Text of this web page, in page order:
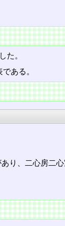
た。
ある。
あり、二心房二